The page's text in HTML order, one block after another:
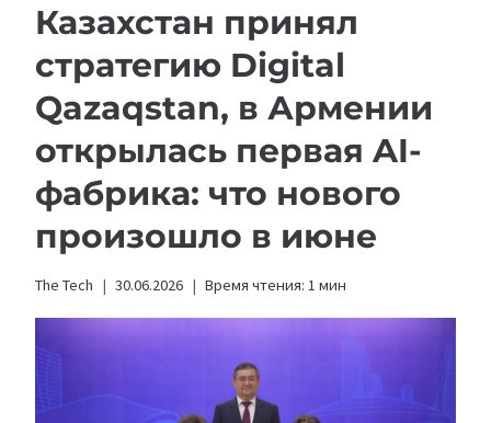
Казахстан принял
стратегию Digital
Qazaqstan, в Армении
открылась первая AI-
фабрика: что нового
произошло в июне
The Tech 30.06.2026 Время чтения: 1 мин